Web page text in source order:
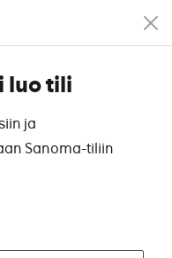
luo tili
ja
Sanoma-tiliin